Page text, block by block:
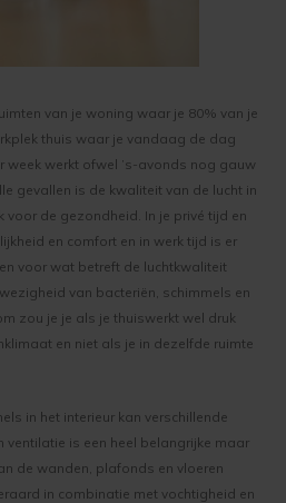
van je woning waar je 80% van je
thuis waar je vandaag de dag
week werkt ofwel ’s-avonds nog gauw
gevallen is de kwaliteit van de lucht in
voor de gezondheid. In je privé tijd en
en comfort en in werk tijd is er
voor wat betreft de luchtkwaliteit
van bacteriën, schimmels en
zou je je als je thuiswerkt wel druk
en niet als je in dezelfde ruimte
in het interieur kan verschillende
ventilatie is een heel belangrijke maar
de wanden, plafonds en vloeren
in combinatie met vochtigheid en